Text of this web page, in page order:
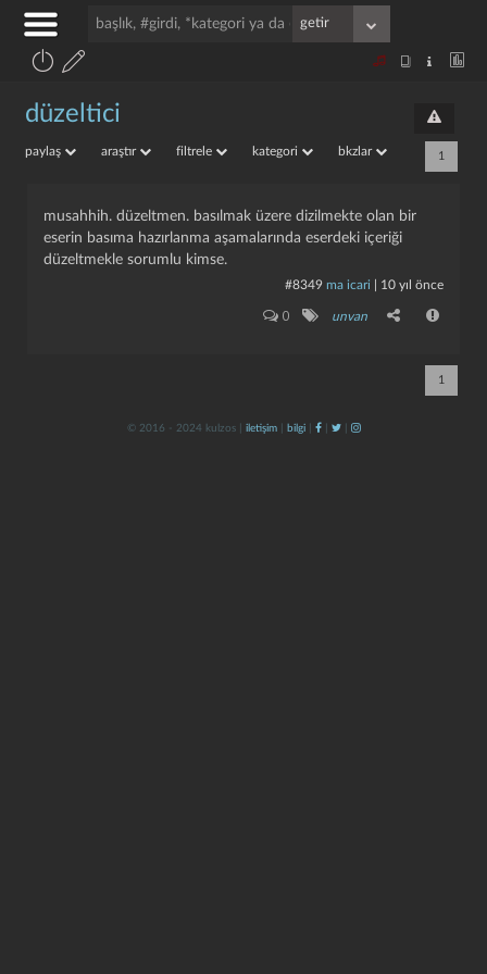
düzeltici
paylaş araştır filtrele kategori bkzlar 1
musahhih. düzeltmen. basılmak üzere dizilmekte olan bir
eserin basıma hazırlanma aşamalarında eserdeki içeriği
düzeltmekle sorumlu kimse.
#8349 ma icari 10 yıl önce
0 unvan
1
© 2016 - 2024 kulzos | iletişim| bilgi| | |